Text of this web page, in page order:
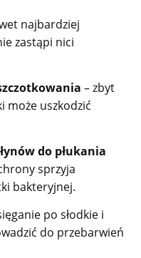
najbardziej
zastąpi nici
– zbyt
może uszkodzić
do płukania
sprzyja
bakteryjnej.
po słodkie i
do przebarwień